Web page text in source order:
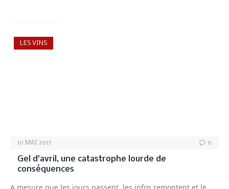
LES VINS
10 MAI 2017 0
Gel d’avril, une catastrophe lourde de
conséquences